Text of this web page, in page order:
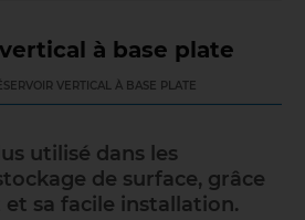
à base plate
VERTICAL À BASE PLATE
utilisé dans les
de surface, grâce
sa facile installation.